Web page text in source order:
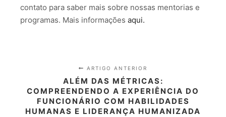
contato para saber mais sobre nossas mentorias e
programas. Mais informações aqui.
ARTIGO ANTERIOR
ALÉM DAS MÉTRICAS:
COMPREENDENDO A EXPERIÊNCIA DO
FUNCIONÁRIO COM HABILIDADES
HUMANAS E LIDERANÇA HUMANIZADA